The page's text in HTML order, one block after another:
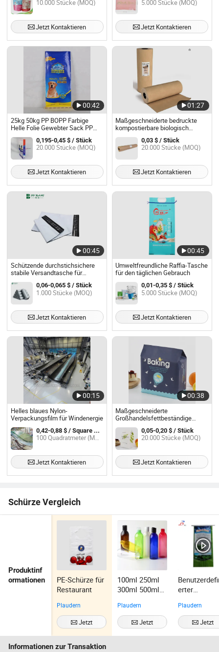
Leckereien Snacks Standbeutel
Hund Katzenfutter
Verpackungsbeutel
10.000 Stücke (MOQ)
Jetzt Kontaktieren
5.000 Stücke (MOQ)
Jetzt Kontaktieren
00:42
25kg 50kg PP BOPP Farbige
Helle Folie Gewebter Sack PP
Tasche für Reis Dünger Mehl
Hühnerfutter0,195-0,45 $ / Stück
20.000 Stücke (MOQ)
Jetzt Kontaktieren
01:27
Maßgeschneiderte bedruckte
kompostierbare biologisch
abbaubare PLA-laminierte
Teeeiscreme-Kaffeezucker-
Sachet-Verpackung Kraftpapier-
Rollenstockfolie
0,03 $ / Stück
20.000 Stücke (MOQ)
Jetzt Kontaktieren
00:45
Schützende durchstichsichere
stabile Versandtasche für
grenzüberschreitende Logistik
0,06-0,065 $ / Stück
1.000 Stücke (MOQ)
Jetzt Kontaktieren
00:45
Umweltfreundliche Raffia-Tasche
für den täglichen Gebrauch
0,01-0,35 $ / Stück
5.000 Stücke (MOQ)
Jetzt Kontaktieren
00:15
Helles blaues Nylon-
Verpackungsfilm für Windenergie
0,42-0,88 $ / Square Meter
100 Quadratmeter (MOQ)
Jetzt Kontaktieren
00:38
Maßgeschneiderte
Großhandelsfettbeständige
Papiertüten in benutzerdefinierter
Größe und Druck mit scharfem
Boden für Backwaren
0,05-0,20 $ / Stück
20.000 Stücke (MOQ)
Jetzt Kontaktieren
Schürze Vergleich
Produktinf
ormationen
PE-Schürze für
Restaurant
Plaudern
Jetzt
Kontaktieren
100ml 250ml
300ml 500ml
quadratische
HDPE
Verpackungsb
ehälter für
Plaudern
Jetzt
Kontaktieren
erter
Druck 10kg
25kg BOPP
gewebte
Tauben-,
Plaudern
Jetzt
Informationen zur Transaktion